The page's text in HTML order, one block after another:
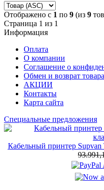
Отображено с 1 по 9 (из 9
Страница 1 из 1
Информация
Оплата
О компании
Соглашение о
Обмен и возврат товара
АКЦИИ
Контакты
Карта сайта
Специальные предложения
Кабельный принтер Supvan